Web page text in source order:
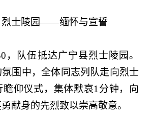
烈士陵园——缅怀与宣誓
，队伍抵达广宁县烈士陵园。
围中，全体同志列队走向烈士
瞻仰仪式，集体默哀1分钟，向
献身的先烈致以崇高敬意。